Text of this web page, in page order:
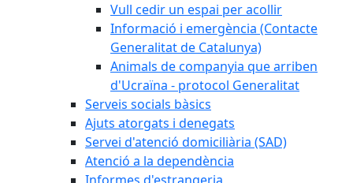
Vull cedir un espai per acollir
Informació i emergència (Contacte
Generalitat de Catalunya)
Animals de companyia que arriben
d'Ucraïna - protocol Generalitat
Serveis socials bàsics
Ajuts atorgats i denegats
Servei d'atenció domiciliària (SAD)
Atenció a la dependència